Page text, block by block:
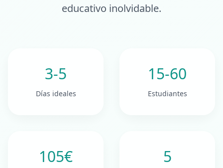
educativo inolvidable.
3-5
Días ideales
15-60
Estudiantes
105€ 5